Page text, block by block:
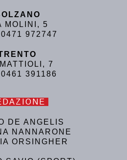
MOLINI, 5
972747
7
391186
DE ANGELIS
NANNARONE
ORSINGHER